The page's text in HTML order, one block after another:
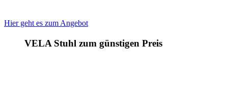
Hier geht es zum Angebot
VELA Stuhl zum günstigen Preis